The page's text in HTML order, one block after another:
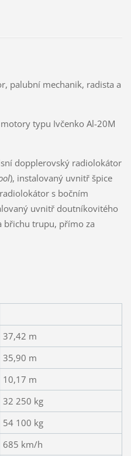
mechanik, radista a
typu Ivčenko Al-20M
dopplerovský radiolokátor
), instalovaný uvnitř špice
s bočním
uvnitř doutníkovitého
břichu trupu, přímo za
37,42 m
35,90 m
10,17 m
32 250 kg
54 100 kg
685 km/h